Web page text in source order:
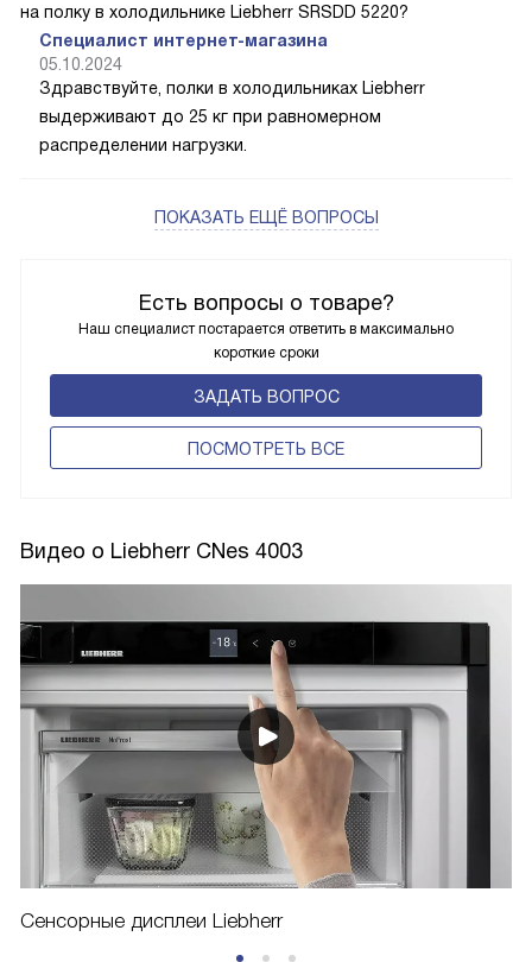
Есть вопросы о товаре?
Наш специалист постарается ответить в максимально
короткие сроки
ЗАДАТЬ ВОПРОС
ПОCМОТРЕТЬ ВСЕ
на полку в холодильнике Liebherr SRSDD 5220?
Специалист интернет-магазина
05.10.2024
Здравствуйте, полки в холодильниках Liebherr
выдерживают до 25 кг при равномерном
распределении нагрузки.
ПОКАЗАТЬ ЕЩЁ ВОПРОСЫ
Видео о Liebherr CNes 4003
Сенсорные дисплеи Liebherr